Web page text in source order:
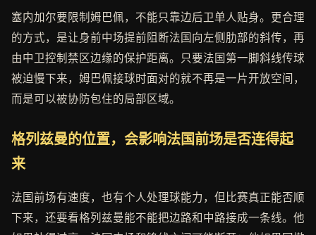
塞内加尔要限制姆巴佩，不能只靠边后卫单人贴身。更合理
的方式，是让身前中场提前阻断法国向左侧肋部的斜传，再
由中卫控制禁区边缘的保护距离。只要法国第一脚斜线传球
被迫慢下来，姆巴佩接球时面对的就不再是一片开放空间，
而是可以被协防包住的局部区域。
格列兹曼的位置，会影响法国前场是否连得起
来
法国前场有速度，也有个人处理球能力，但比赛真正能否顺
下来，还要看格列兹曼能不能把边路和中路接成一条线。他